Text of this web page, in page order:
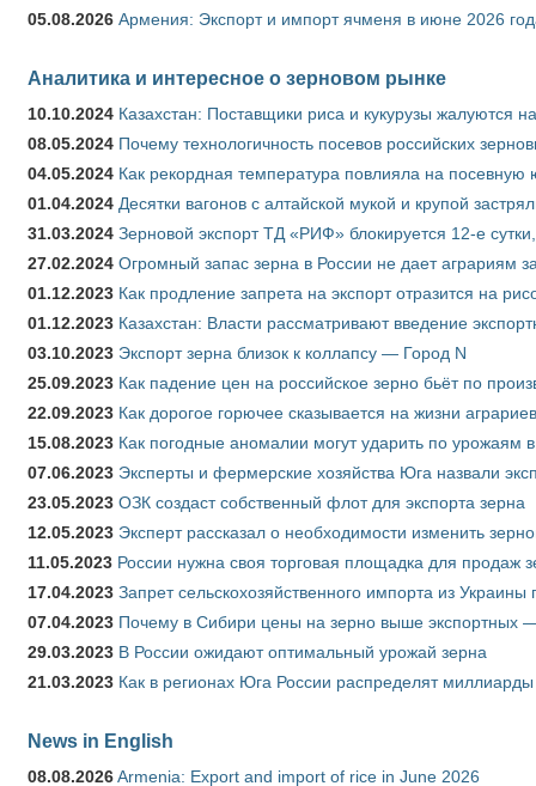
05.08.2026 Армения: Экспорт и импорт ячменя в июне 2026
Аналитика и интересное о зерновом рынке
10.10.2024 Казахстан: Поставщики риса и кукурузы жалуются
08.05.2024 Почему технологичность посевов российских
04.05.2024 Как рекордная температура повлияла на
01.04.2024 Десятки вагонов с алтайской мукой и крупой
31.03.2024 Зерновой экспорт ТД «РИФ» блокируется 12-е
27.02.2024 Огромный запас зерна в России не дает аграриям
01.12.2023 Как продление запрета на экспорт отразится на
01.12.2023 Казахстан: Власти рассматривают введение
03.10.2023 Экспорт зерна близок к коллапсу — Город N
25.09.2023 Как падение цен на российское зерно бьёт по
22.09.2023 Как дорогое горючее сказывается на жизни аграриев
15.08.2023 Как погодные аномалии могут ударить по урожаям
07.06.2023 Эксперты и фермерские хозяйства Юга назвали
23.05.2023 ОЗК создаст собственный флот для экспорта зерна
12.05.2023 Эксперт рассказал о необходимости изменить
11.05.2023 России нужна своя торговая площадка для продаж
17.04.2023 Запрет сельскохозяйственного импорта из
07.04.2023 Почему в Сибири цены на зерно выше экспортных
29.03.2023 В России ожидают оптимальный урожай зерна
21.03.2023 Как в регионах Юга России распределят
News in English
08.08.2026Armenia: Export and import of rice in June 2026